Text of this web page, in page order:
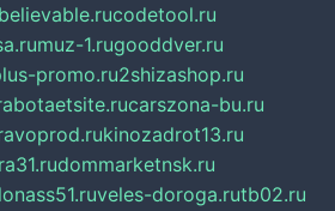
codetool.ru
muz-1.rugooddver.ru
promo.ru2shizashop.ru
carszona-bu.ru
kinozadrot13.ru
dommarketnsk.ru
veles-doroga.rutb02.ru